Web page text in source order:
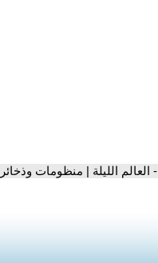
- العالم الليلة | منظومات